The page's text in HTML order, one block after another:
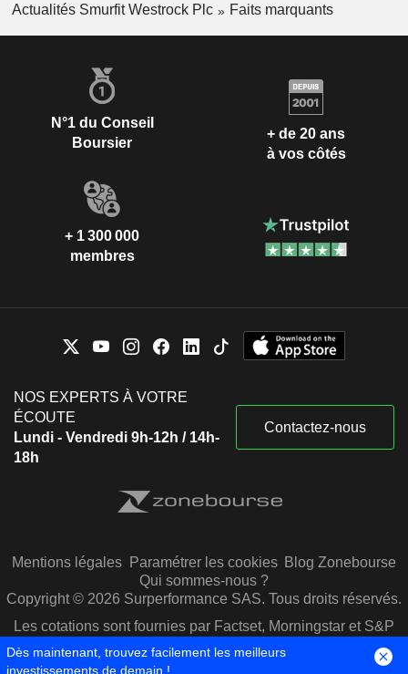
Actualités Smurfit Westrock Plc
Faits marquants
N°1 du Conseil
Boursier
+ de 20 ans
à vos côtés
+ 1 300 000
membres
NOS EXPERTS À VOTRE
ÉCOUTE
Lundi - Vendredi 9h-12h / 14h-
18h
Contactez-nous
Mentions légales Paramétrer les cookies Blog Zonebourse
Qui sommes-nous ?
Copyright © 2026 Surperformance SAS. Tous droits réservés.
Les cotations sont fournies par Factset, Morningstar et S&P
Capital IQ
Dès maintenant, trouvez facilement les meilleurs
investissements de demain !